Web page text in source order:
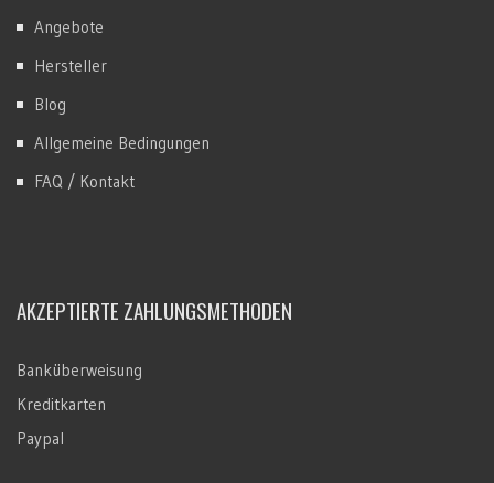
Angebote
Hersteller
Blog
Allgemeine Bedingungen
FAQ / Kontakt
AKZEPTIERTE ZAHLUNGSMETHODEN
Banküberweisung
Kreditkarten
Paypal